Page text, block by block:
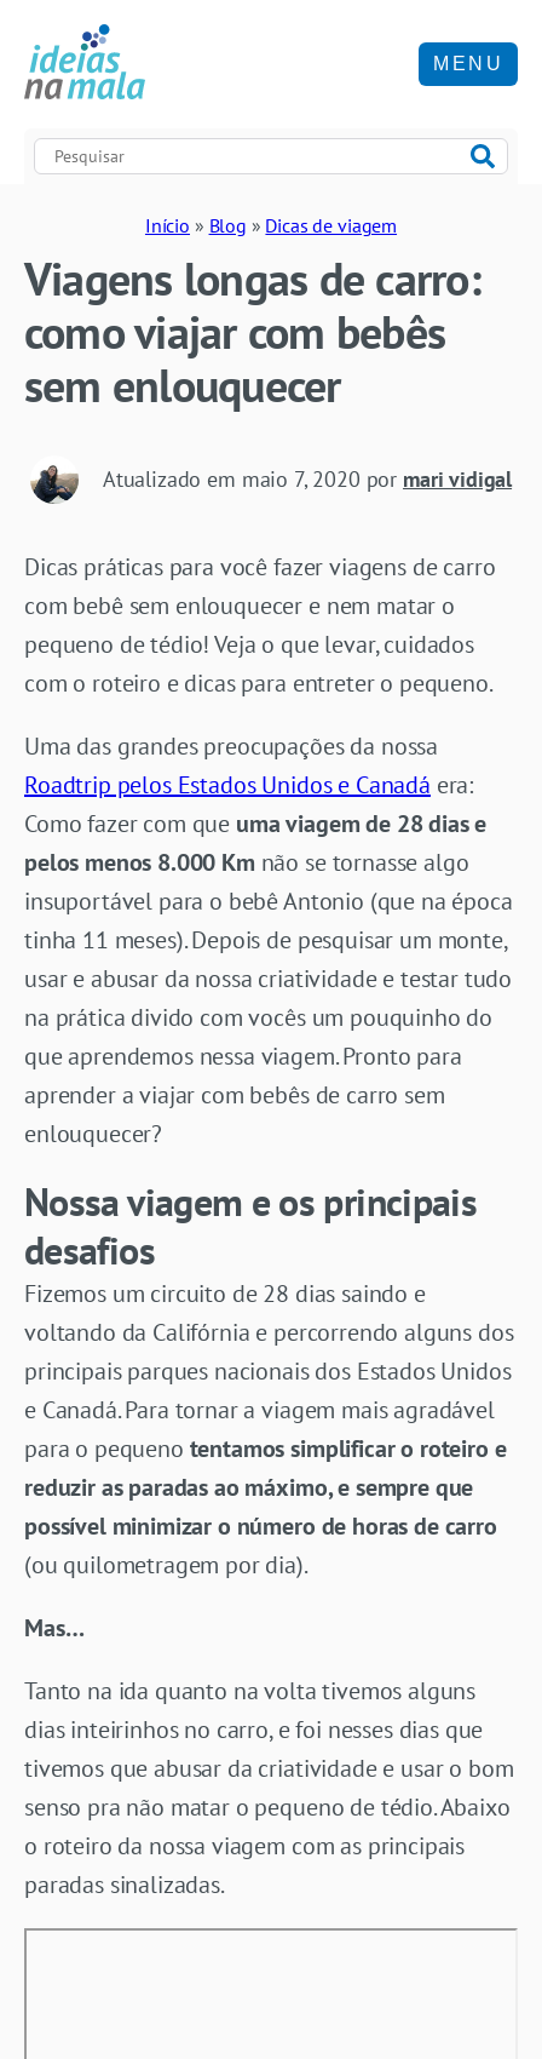
MENU
Início » Blog » Dicas de viagem
Viagens longas de carro:
como viajar com bebês
sem enlouquecer
Atualizado em maio 7, 2020 por mari vidigal
Dicas práticas para você fazer viagens de carro
com bebê sem enlouquecer e nem matar o
pequeno de tédio! Veja o que levar, cuidados
com o roteiro e dicas para entreter o pequeno.
Uma das grandes preocupações da nossa
Roadtrip pelos Estados Unidos e Canadá era:
Como fazer com que uma viagem de 28 dias e
pelos menos 8.000 Km não se tornasse algo
insuportável para o bebê Antonio (que na época
tinha 11 meses). Depois de pesquisar um monte,
usar e abusar da nossa criatividade e testar tudo
na prática divido com vocês um pouquinho do
que aprendemos nessa viagem. Pronto para
aprender a viajar com bebês de carro sem
enlouquecer?
Nossa viagem e os principais
desafios
Fizemos um circuito de 28 dias saindo e
voltando da Califórnia e percorrendo alguns dos
principais parques nacionais dos Estados Unidos
e Canadá. Para tornar a viagem mais agradável
para o pequeno tentamos simplificar o roteiro e
reduzir as paradas ao máximo, e sempre que
possível minimizar o número de horas de carro
(ou quilometragem por dia).
Mas…
Tanto na ida quanto na volta tivemos alguns
dias inteirinhos no carro, e foi nesses dias que
tivemos que abusar da criatividade e usar o bom
senso pra não matar o pequeno de tédio. Abaixo
o roteiro da nossa viagem com as principais
paradas sinalizadas.